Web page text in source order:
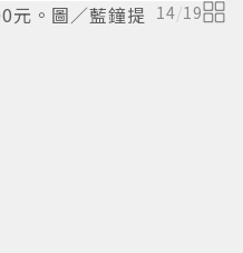
元。圖／藍鐘提 14/19